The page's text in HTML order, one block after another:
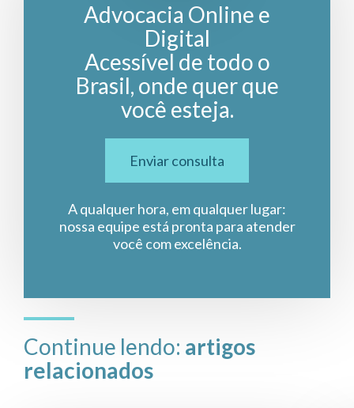
Advocacia Online e
Digital
Acessível de todo o
Brasil, onde quer que
você esteja.
Enviar consulta
A qualquer hora, em qualquer lugar:
nossa equipe está pronta para atender
você com excelência.
Continue lendo: artigos
relacionados